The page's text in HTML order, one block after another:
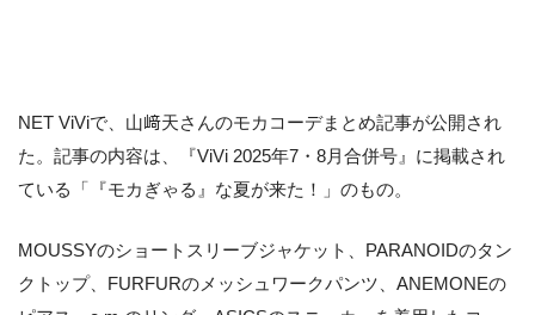
NET ViViで、山﨑天さんのモカコーデまとめ記事が公開され
た。記事の内容は、『ViVi 2025年7・8月合併号』に掲載され
ている「『モカぎゃる』な夏が来た！」のもの。
MOUSSYのショートスリーブジャケット、PARANOIDのタン
クトップ、FURFURのメッシュワークパンツ、ANEMONEの